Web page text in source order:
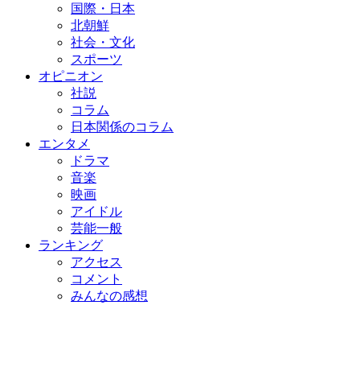
国際・日本
北朝鮮
社会・文化
スポーツ
オピニオン
社説
コラム
日本関係のコラム
エンタメ
ドラマ
音楽
映画
アイドル
芸能一般
ランキング
アクセス
コメント
みんなの感想